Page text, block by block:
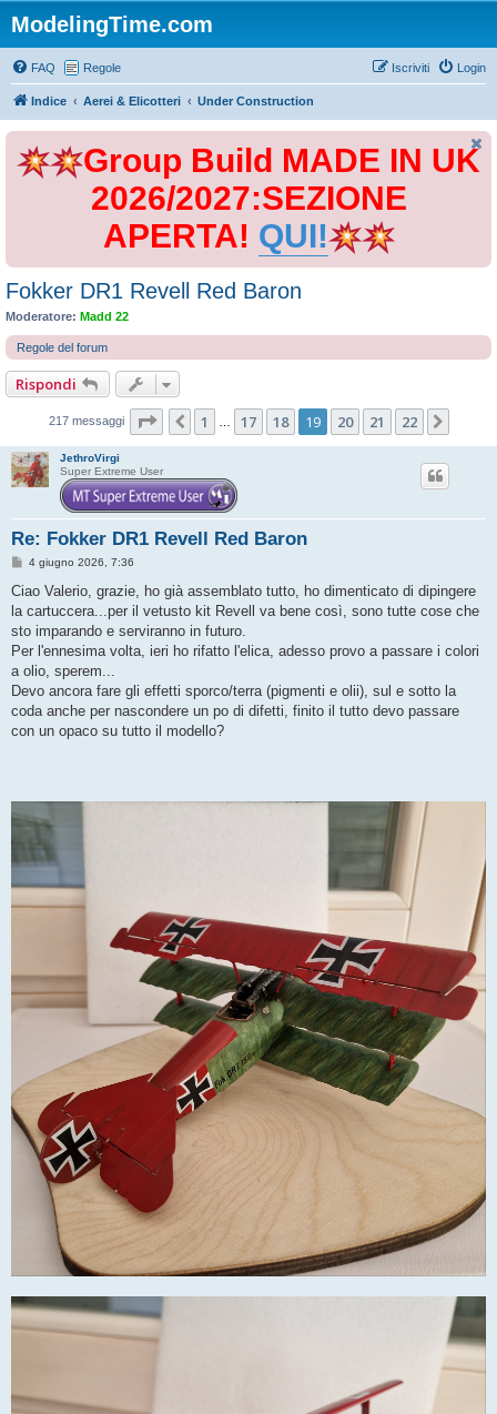
ModelingTime.com
FAQ Regole Login
Iscriviti
Indice Aerei & Elicotteri Under Construction
Group Build MADE IN UK
2026/2027:SEZIONE
APERTA! QUI!
Fokker DR1 Revell Red Baron
Moderatore: Madd 22
Regole del forum
Rispondi
217 messaggi Pagina 19di22
Precedente
1 17 18 19 20 21 22
JethroVirgi
Super Extreme User
Re: Fokker DR1 Revell Red Baron
M
s
a
g
i
o
4 giugno 2026, 7:36
Ciao Valerio, grazie, ho già assemblato tutto, ho dimenticato di dipingere
la cartuccera...per il vetusto kit Revell va bene così, sono tutte cose che
sto imparando e serviranno in futuro.
Per l'ennesima volta, ieri ho rifatto l'elica, adesso provo a passare i colori
a olio, sperem...
Devo ancora fare gli effetti sporco/terra (pigmenti e olii), sul e sotto la
coda anche per nascondere un po di difetti, finito il tutto devo passare
con un opaco su tutto il modello?